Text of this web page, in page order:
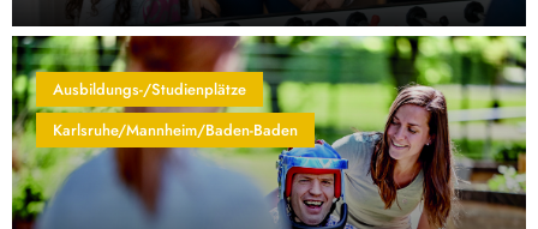
Ausbildungs-/Studienplätze
Karlsruhe/Mannheim/Baden-Baden